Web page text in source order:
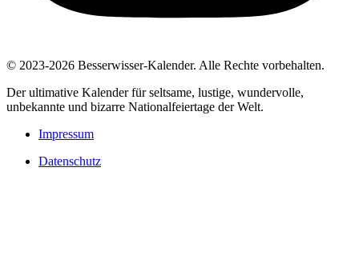
© 2023-2026 Besserwisser-Kalender. Alle Rechte vorbehalten.
Der ultimative Kalender für seltsame, lustige, wundervolle,
unbekannte und bizarre Nationalfeiertage der Welt.
Impressum
Datenschutz